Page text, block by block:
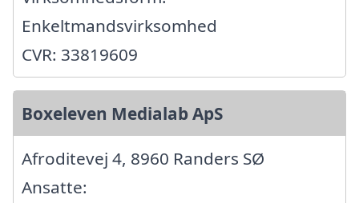
Enkeltmandsvirksomhed
CVR: 33819609
Boxeleven Medialab ApS
Afroditevej 4, 8960 Randers SØ
Ansatte: